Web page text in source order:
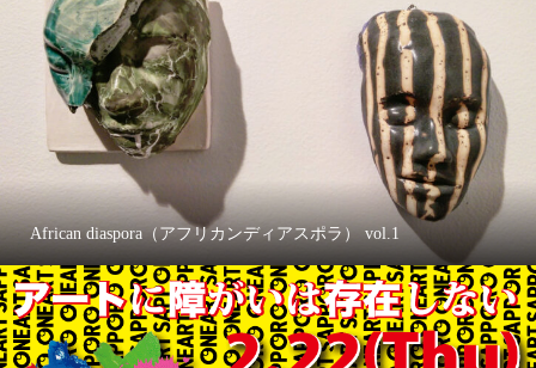
African diaspora（アフリカンディアスポラ） vol.1